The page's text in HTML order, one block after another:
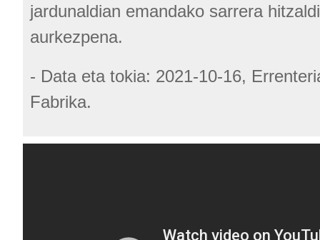
jardunaldian emandako sarrera
aurkezpena.
- Data eta tokia: 2021-10-16,
Fabrika.